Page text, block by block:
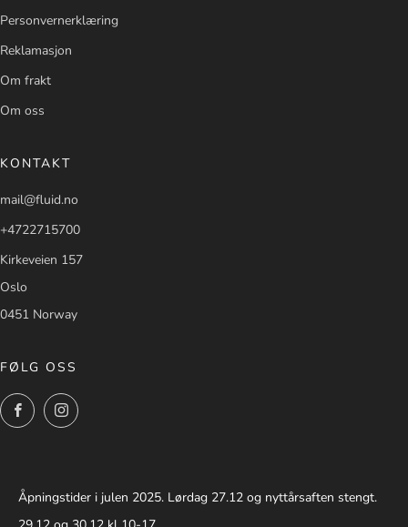
Personvernerklæring
Reklamasjon
Om frakt
Om oss
KONTAKT
mail@fluid.no
+4722715700
Kirkeveien 157
Oslo
0451 Norway
FØLG OSS
FacebookInstagram
Åpningstider i julen 2025. Lørdag 27.12 og nyttårsaften stengt.